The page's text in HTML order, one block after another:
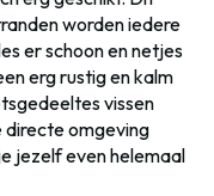
worden iedere
er schoon en netjes
erg rustig en kalm
vissen
directe omgeving
jezelf even helemaal